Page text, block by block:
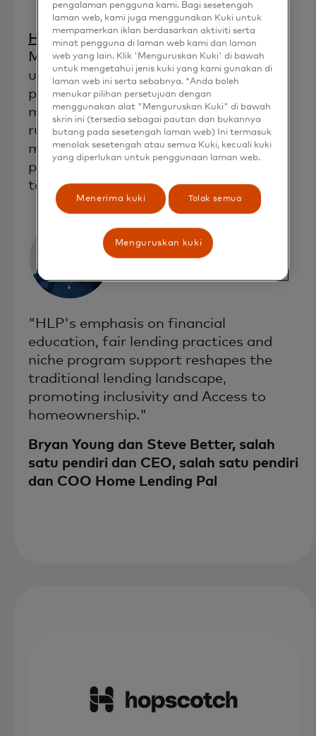
Home Lending Palopens in a new tab
(Orlando, Fla.):
Menyediakan alat analisis keuangan
untuk pembeli rumah dan pemberi
pinjaman yang bertujuan untuk
mengubah pengalaman pembelian
rumah tradisional dengan
menggabungkan inovasi teknologi,
pendidikan keuangan, dan komitmen
terhadap praktik pinjaman yang adil.
"HLP's emphasis on financial
education, fair lending practices and
niche program support reshapes the
traditional lending landscape,
promoting inclusivity and Access to
homeownership."
Bryan Young dan Steve Better, salah
satu pendiri dan CEO, salah satu pendiri
dan COO Home Lending Pal
pengalaman pengguna kami. Bagi sesetengah
laman web, kami juga menggunakan Kuki untuk
mempamerkan iklan berdasarkan aktiviti serta
minat pengguna di laman web kami dan laman
web yang lain. Klik 'Menguruskan Kuki' di bawah
untuk mengetahui jenis kuki yang kami gunakan di
laman web ini serta sebabnya. *Anda boleh
menukar pilihan persetujuan dengan
menggunakan alat "Menguruskan Kuki" di bawah
skrin ini (tersedia sebagai pautan dan bukannya
butang pada sesetengah laman web) Ini termasuk
menolak sesetengah atau semua Kuki, kecuali kuki
yang diperlukan untuk penggunaan laman web.
Menerima kuki Tolak semua
Menguruskan kuki